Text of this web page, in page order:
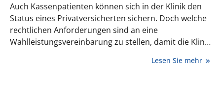
Auch Kassenpatienten können sich in der Klinik den
Status eines Privatversicherten sichern. Doch welche
rechtlichen Anforderungen sind an eine
Wahlleistungsvereinbarung zu stellen, damit die Klinik
Lesen Sie mehr